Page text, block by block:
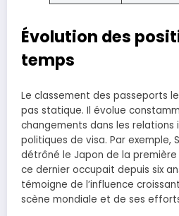
Évolution des
temps
Le classement des passeports
pas statique. Il évolue
changements dans les
politiques de visa. Par exemple,
détrôné le Japon de la
ce dernier occupait depuis six
témoigne de l’influence
scène mondiale et de ses